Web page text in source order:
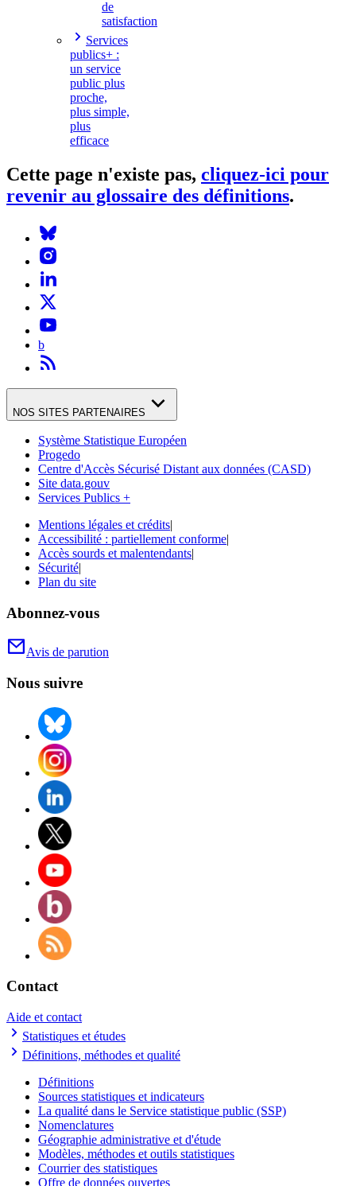
de
satisfaction
Services
publics+ :
un service
public plus
proche,
plus simple,
plus
efficace
Cette page n'existe pas, cliquez-ici pour
revenir au glossaire des définitions.
b
NOS SITES PARTENAIRES
Système Statistique Européen
Progedo
Centre d'Accès Sécurisé Distant aux données (CASD)
Site data.gouv
Services Publics +
Mentions légales et crédits|
Accessibilité : partiellement conforme|
Accès sourds et malentendants|
Sécurité|
Plan du site
Abonnez-vous
Avis de parution
Nous suivre
Contact
Aide et contact
Statistiques et études
Définitions, méthodes et qualité
Définitions
Sources statistiques et indicateurs
La qualité dans le Service statistique public (SSP)
Nomenclatures
Géographie administrative et d'étude
Modèles, méthodes et outils statistiques
Courrier des statistiques
Offre de données ouvertes